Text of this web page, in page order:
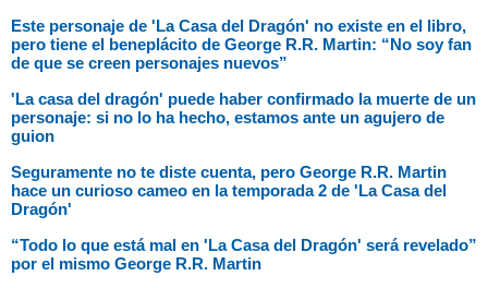
Este personaje de 'La Casa del Dragón' no existe en el libro,
pero tiene el beneplácito de George R.R. Martin: “No soy fan
de que se creen personajes nuevos”
'La casa del dragón' puede haber confirmado la muerte de un
personaje: si no lo ha hecho, estamos ante un agujero de
guion
Seguramente no te diste cuenta, pero George R.R. Martin
hace un curioso cameo en la temporada 2 de 'La Casa del
Dragón'
“Todo lo que está mal en 'La Casa del Dragón' será revelado”
por el mismo George R.R. Martin